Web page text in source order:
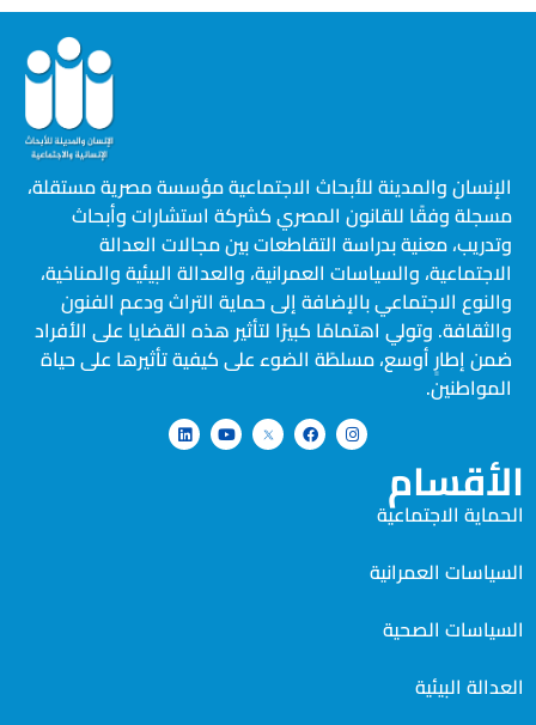
الإنسان والمدينة للأبحاث الاجتماعية مؤسسة مصرية مستقلة،
مسجلة وفقًا للقانون المصري كشركة استشارات وأبحاث
وتدريب، معنية بدراسة التقاطعات بين مجالات العدالة
الاجتماعية، والسياسات العمرانية، والعدالة البيئية والمناخية،
والنوع الاجتماعي بالإضافة إلى حماية التراث ودعم الفنون
والثقافة. وتولي اهتمامًا كبيرًا لتأثير هذه القضايا على الأفراد
ضمن إطارٍ أوسع، مسلطًة الضوء على كيفية تأثيرها على حياة
المواطنين.
الأقسام
الحماية الاجتماعية
السياسات العمرانية
السياسات الصحية
العدالة البيئية